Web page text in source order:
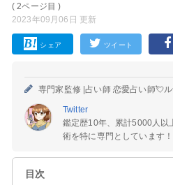
( 2ページ目 )
2023年09月06日 更新
シェア ツイート
専門家監修 |占い師 恋愛占い師💘
Twitter
鑑定歴10年、累計5000人以
術を特に専門としています！
目次